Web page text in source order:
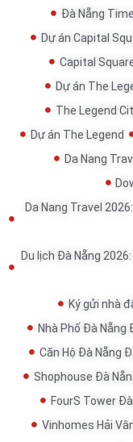
Đà Nẵng
Dự án Capital
Capital
Dự án The
The Legend
Dự án The Legend
Da Nang
Da Nang Travel
Du lịch Đà Nẵng
Ký gửi nhà
Nhà Phố Đà Nẵng
Căn Hộ Đà Nẵng
Shophouse Đà
FourS Tower
Vinhomes Hải